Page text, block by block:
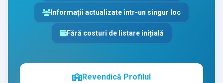
Informații actualizate într-un singur loc
Fără costuri de listare inițială
Revendică Profilul